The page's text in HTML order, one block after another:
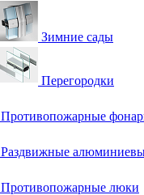
Зимние сады
Перегородки
Противопожарные
Раздвижные
Противопожарные люки